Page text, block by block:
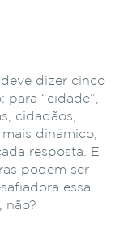
dizer cinco
para “cidade”,
cidadãos,
dinâmico,
resposta. E
podem ser
essa
não?